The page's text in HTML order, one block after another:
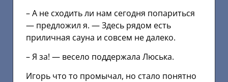
– А не сходить ли нам сегодня попариться
— предложил я. — Здесь рядом есть
приличная сауна и совсем не далеко.
– Я за! — весело поддержала Люська.
Игорь что то промычал, но стало понятно